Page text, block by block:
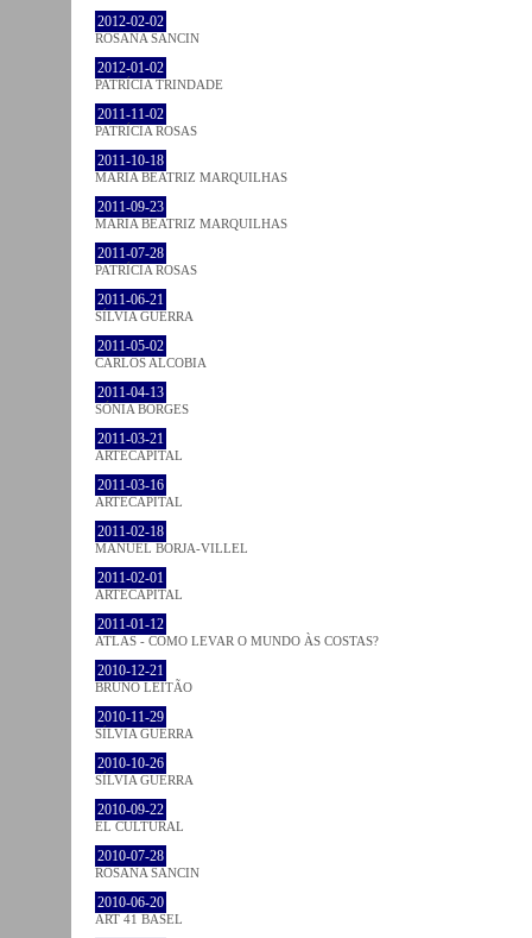
2012-02-02
ROSANA SANCIN
2012-01-02
PATRÍCIA TRINDADE
2011-11-02
PATRÍCIA ROSAS
2011-10-18
MARIA BEATRIZ MARQUILHAS
2011-09-23
MARIA BEATRIZ MARQUILHAS
2011-07-28
PATRÍCIA ROSAS
2011-06-21
SÍLVIA GUERRA
2011-05-02
CARLOS ALCOBIA
2011-04-13
SÓNIA BORGES
2011-03-21
ARTECAPITAL
2011-03-16
ARTECAPITAL
2011-02-18
MANUEL BORJA-VILLEL
2011-02-01
ARTECAPITAL
2011-01-12
ATLAS - COMO LEVAR O MUNDO ÀS COSTAS?
2010-12-21
BRUNO LEITÃO
2010-11-29
SÍLVIA GUERRA
2010-10-26
SÍLVIA GUERRA
2010-09-22
EL CULTURAL
2010-07-28
ROSANA SANCIN
2010-06-20
ART 41 BASEL